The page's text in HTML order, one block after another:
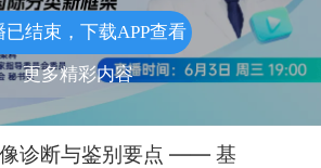
已结束，下载APP查看
更多精彩内容
诊断与鉴别要点 —— 基